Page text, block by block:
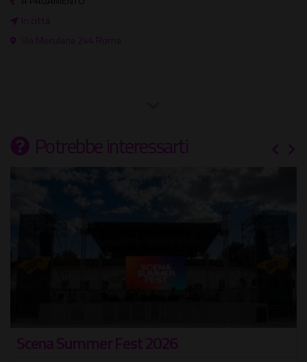
In città
Via Merulana 244 Roma
Potrebbe interessarti
Scena Summer Fest 2026